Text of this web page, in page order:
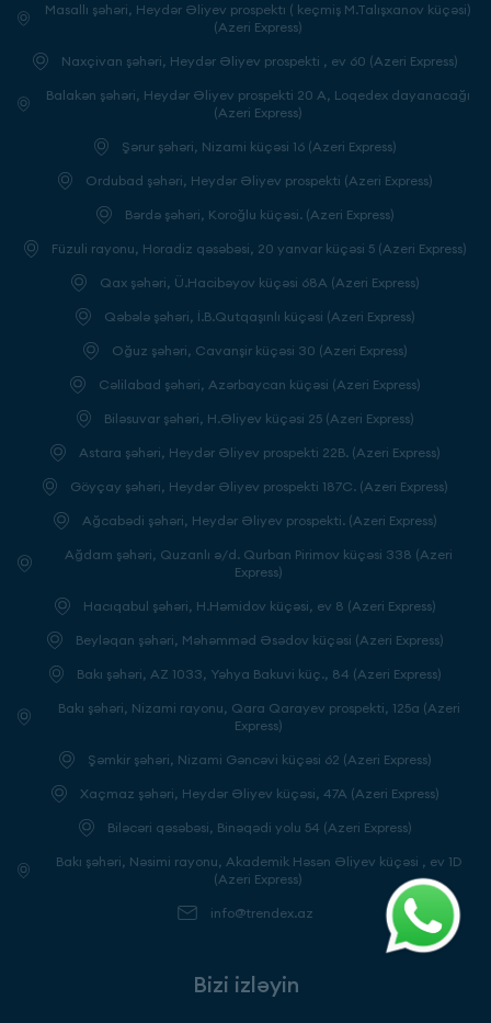
Masallı şəhəri, Heydər Əliyev prospektı ( keçmiş M.Talışxanov küçəsi)
(Azeri Express)
Naxçivan şəhəri, Heydər Əliyev prospekti , ev 60 (Azeri Express)
Balakən şəhəri, Heydər Əliyev prospekti 20 A, Loqedex dayanacağı
(Azeri Express)
Şərur şəhəri, Nizami küçəsi 16 (Azeri Express)
Ordubad şəhəri, Heydər Əliyev prospekti (Azeri Express)
Bərdə şəhəri, Koroğlu küçəsi. (Azeri Express)
Füzuli rayonu, Horadiz qəsəbəsi, 20 yanvar küçəsi 5 (Azeri Express)
Qax şəhəri, Ü.Hacibəyov küçəsi 68A (Azeri Express)
Qəbələ şəhəri, İ.B.Qutqaşınlı küçəsi (Azeri Express)
Oğuz şəhəri, Cavanşir küçəsi 30 (Azeri Express)
Cəlilabad şəhəri, Azərbaycan küçəsi (Azeri Express)
Biləsuvar şəhəri, H.Əliyev küçəsi 25 (Azeri Express)
Astara şəhəri, Heydər Əliyev prospekti 22B. (Azeri Express)
Göyçay şəhəri, Heydər Əliyev prospekti 187C. (Azeri Express)
Ağcabədi şəhəri, Heydər Əliyev prospekti. (Azeri Express)
Ağdam şəhəri, Quzanlı ə/d. Qurban Pirimov küçəsi 338 (Azeri
Express)
Hacıqabul şəhəri, H.Həmidov küçəsi, ev 8 (Azeri Express)
Beyləqan şəhəri, Məhəmməd Əsədov küçəsi (Azeri Express)
Bakı şəhəri, AZ 1033, Yəhya Bakuvi küç., 84 (Azeri Express)
Bakı şəhəri, Nizami rayonu, Qara Qarayev prospekti, 125a (Azeri
Express)
Şəmkir şəhəri, Nizami Gəncəvi küçəsi 62 (Azeri Express)
Xaçmaz şəhəri, Heydər Əliyev küçəsi, 47A (Azeri Express)
Biləcəri qəsəbəsi, Binəqədi yolu 54 (Azeri Express)
Bakı şəhəri, Nəsimi rayonu, Akademik Həsən Əliyev küçəsi , ev 1D
(Azeri Express)
info@trendex.az
Bizi izləyin